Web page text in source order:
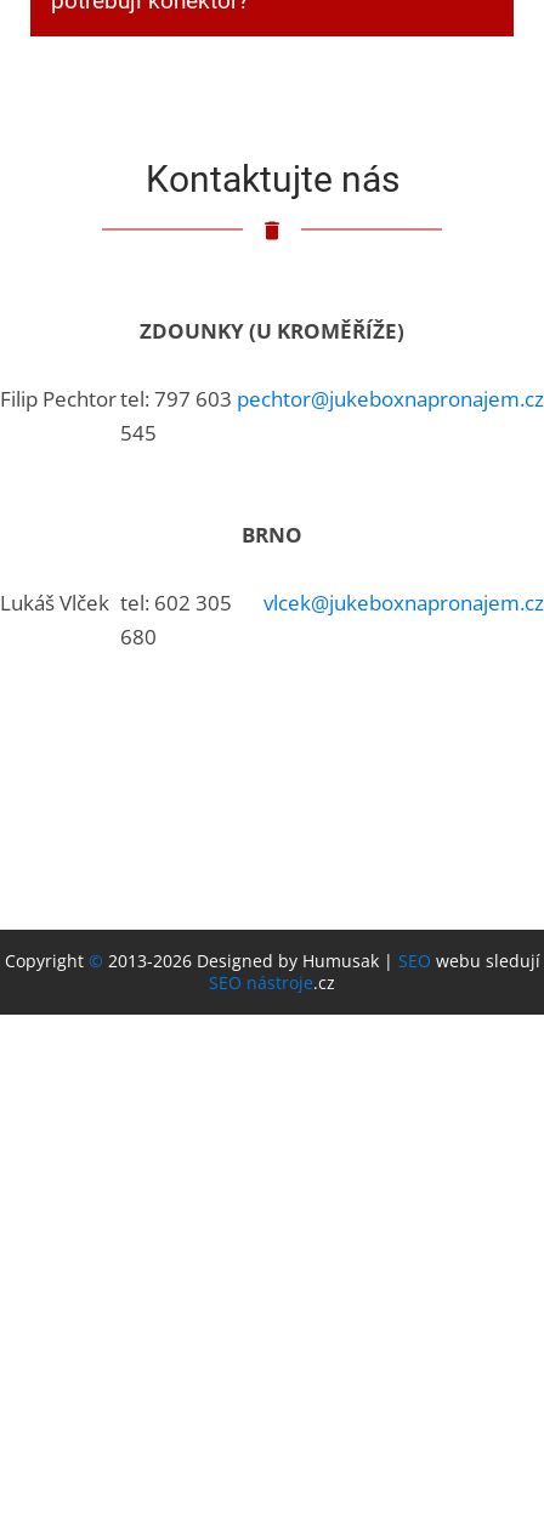
Kontaktujte nás
ZDOUNKY (U KROMĚŘÍŽE)
Filip Pechtortel: 797 603
545
pechtor@jukeboxnapronajem.cz
BRNO
Lukáš Vlček tel: 602 305
680
vlcek@jukeboxnapronajem.cz
Copyright © 2013-2026 Designed by Humusak | SEO webu sledují
SEO nástroje.cz